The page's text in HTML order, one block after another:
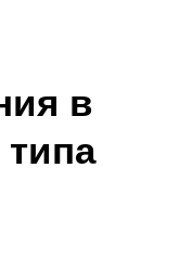
в